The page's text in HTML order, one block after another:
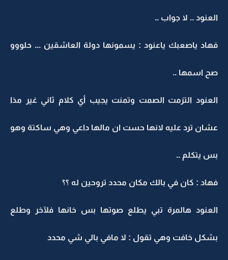
العنود .. لا جواب ..
فهاد ياصعبك ياعنود : يسمونها دولة العاشقين ... حلووو
صح اسمها ..
العنود التزمت الصمت وتمنت يجيب أي كلام ثاني غير مذا
عشان ترد عليه لانها حست ان مالها داعي وهي ساكتة وهو
بس يتكلم ..
فهاد : كان في بالك مكان محدد تروحين له ؟؟
العنود هالمرة تبي يطلع صوتها بس خانها فلآخر وطلع
بشكل خافت وهي تقول : لا مافي بالي شي محدد